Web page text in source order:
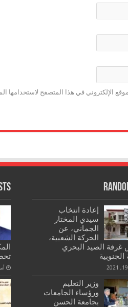
الإلكتروني في هذا المتصفح لاستخدامها
إعادة انتخاب
سيدي المختار
الجماني، عن
الحركة الشعبية،
الصيد البحري
وزير التعليم
ورؤساء الجامعات
بجامعة الحسن